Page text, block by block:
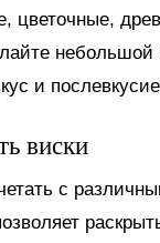
цветочные,
небольшой
и
виски
с